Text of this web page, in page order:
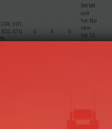
D01;
X02; X70;
6 6 6
Xét kết
quả
học tập
năm
lớp 12;
Đào tạo